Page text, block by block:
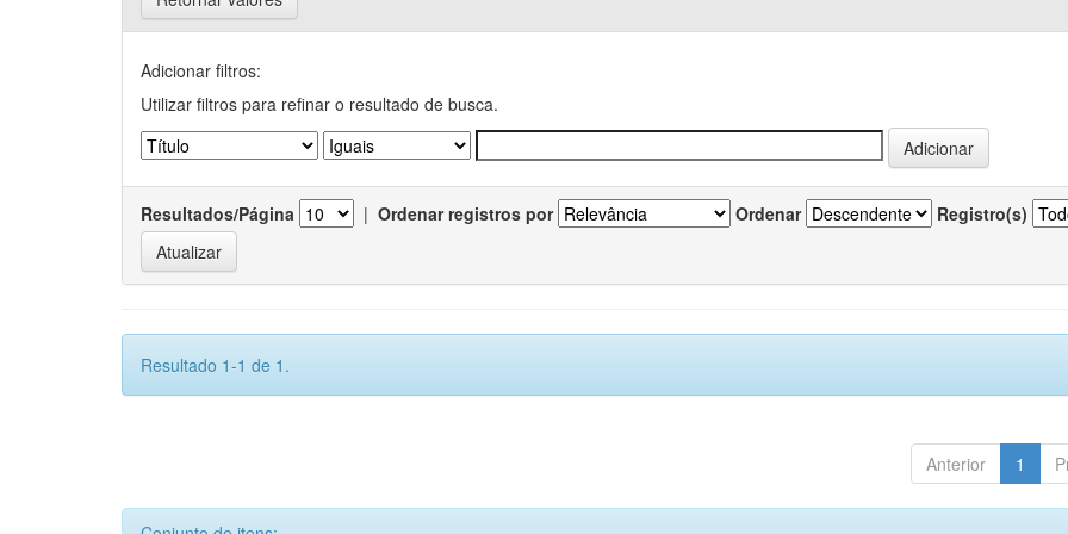
Adicionar filtros:
Utilizar filtros para refinar o resultado de busca.
Resultados/Página | Ordenar registros por Ordenar Registro(s)
Resultado 1-1 de 1.
Anterior 1